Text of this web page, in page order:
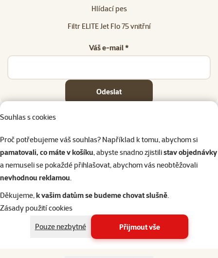
Souhlas s cookies
Proč potřebujeme váš souhlas? Například k tomu, abychom si
pamatovali, co máte v košíku, abyste snadno zjistilistav objednávky
a nemuseli se pokaždé přihlašovat, abychom vás neobtěžovali
nevhodnou reklamou.
Děkujeme,k vašim datům se budeme chovat slušně.
Zásady použití cookies
Pouze nezbytné
Přijmout vše
Hlídací pes
Filtr ELITE Jet Flo 75 vnitřní
Váš e-mail *
Odeslat
Napište nám
eshop@superzoo.cz
321 000 180
Po–Pá 7:00 – 18:00
Online chat
nebo
206 prodejen
Menu v patičce
Pro zákazníky